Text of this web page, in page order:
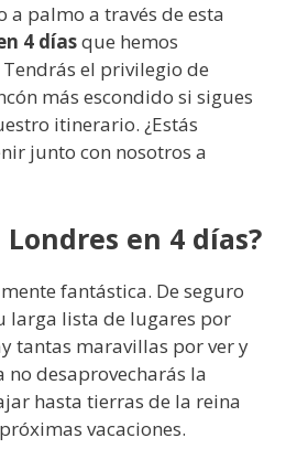
a palmo a través de esta
4 díasque hemos
el privilegio de
más escondido si sigues
itinerario. ¿Estás
junto con nosotros a
en 4 días?
fantástica. De seguro
larga lista de lugares por
tantas maravillas por ver y
no desaprovecharás la
hasta tierras de la reina
vacaciones.